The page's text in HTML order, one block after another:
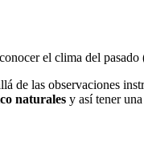
el clima del
de las observaciones
naturales y así tener